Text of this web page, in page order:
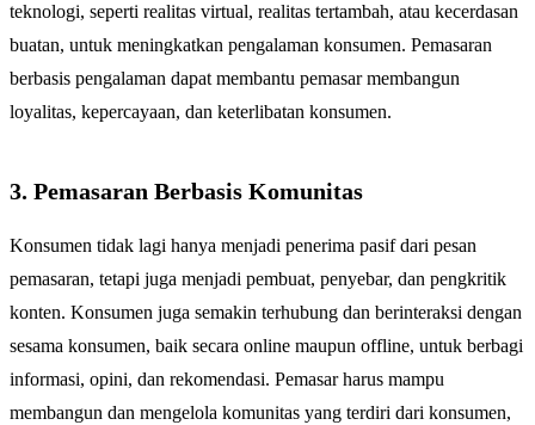
teknologi, seperti realitas virtual, realitas tertambah, atau kecerdasan
buatan, untuk meningkatkan pengalaman konsumen. Pemasaran
berbasis pengalaman dapat membantu pemasar membangun
loyalitas, kepercayaan, dan keterlibatan konsumen.
3. Pemasaran Berbasis Komunitas
Konsumen tidak lagi hanya menjadi penerima pasif dari pesan
pemasaran, tetapi juga menjadi pembuat, penyebar, dan pengkritik
konten. Konsumen juga semakin terhubung dan berinteraksi dengan
sesama konsumen, baik secara online maupun offline, untuk berbagi
informasi, opini, dan rekomendasi. Pemasar harus mampu
membangun dan mengelola komunitas yang terdiri dari konsumen,